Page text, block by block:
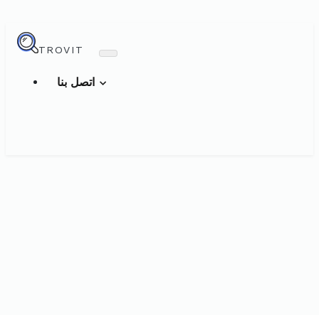
TROVIT